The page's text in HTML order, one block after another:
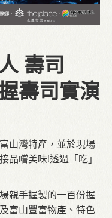
壽司
壽司實演
山灣特產，並於現場
品嚐美味!透過「吃」
親手握製的一百份握
富山豐富物產、特色